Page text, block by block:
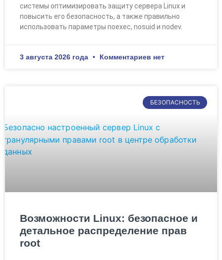
системы оптимизировать защиту сервера Linux и
повысить его безопасность, а также правильно
использовать параметры noexec, nosuid и nodev.
3 августа 2026 года Комментариев нет
БЕЗОПАСНОСТЬ
Возможности Linux: безопасное и
детальное распределение прав
root